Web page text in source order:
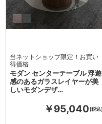
モダン センターテーブル 浮遊
感のあるガラスレイヤーが美
しいモダンデザ…
当ネットショップ限定！お買い
得価格
￥95,040